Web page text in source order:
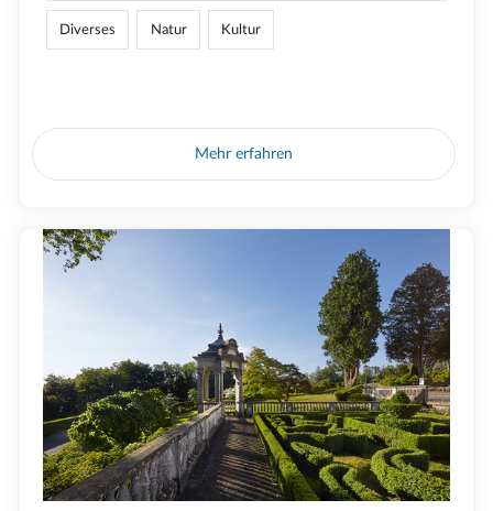
Diverses Natur Kultur
Mehr erfahren